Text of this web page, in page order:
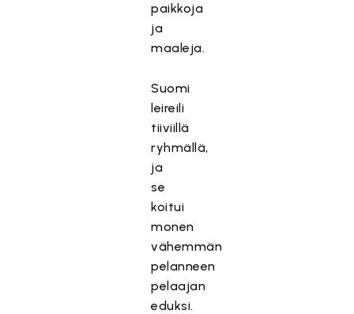
paikkoja
ja
maaleja.
Suomi
leireili
tiiviillä
ryhmällä,
ja
se
koitui
monen
vähemmän
pelanneen
pelaajan
eduksi.